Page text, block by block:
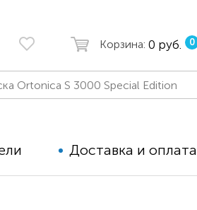
Корзина: 0 руб. 0
Доставка и оплата